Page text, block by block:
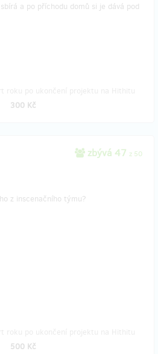
a po příchodu domů si je dává pod
300 Kč
zbývá 47 z 50
z inscenačního týmu?
500 Kč